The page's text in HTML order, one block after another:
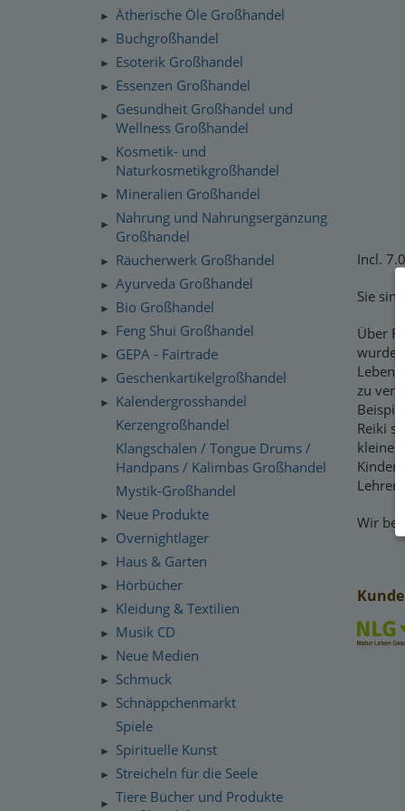
► Ätherische Öle Großhandel
► Buchgroßhandel
► Esoterik Großhandel
► Essenzen Großhandel
►
Gesundheit Großhandel und
Wellness Großhandel
►
Kosmetik- und
Naturkosmetikgroßhandel
► Mineralien Großhandel
►
Nahrung und Nahrungsergänzung
Großhandel
► Räucherwerk Großhandel
► Ayurveda Großhandel
► Bio Großhandel
► Feng Shui Großhandel
► GEPA - Fairtrade
► Geschenkartikelgroßhandel
►
Kalendergrosshandel
Kerzengroßhandel
Klangschalen / Tongue Drums /
Handpans / Kalimbas Großhandel
Mystik-Großhandel
► Neue Produkte
► Overnightlager
► Haus & Garten
► Hörbücher
► Kleidung & Textilien
► Musik CD
► Neue Medien
► Schmuck
►
Schnäppchenmarkt
Spiele
► Spirituelle Kunst
► Streicheln für die Seele
►
Tiere Bücher und Produkte
Incl.
Sie
Über
zu
Reiki
kleine
Lehrer
Wir